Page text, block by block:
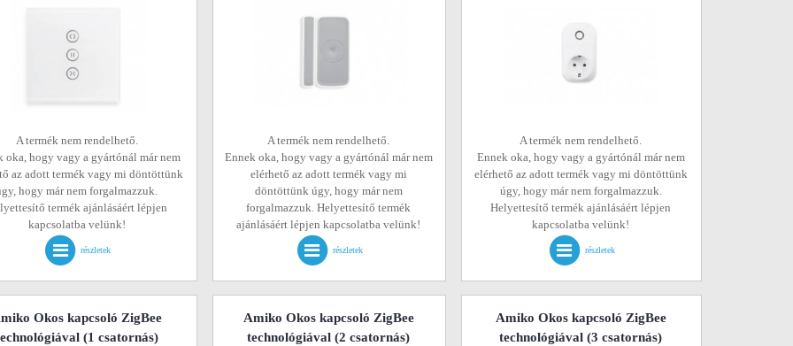
A termék nem rendelhető.
oka, hogy vagy a gyártónál már nem
az adott termék vagy mi döntöttünk
hogy már nem forgalmazzuk.
termék ajánlásáért lépjen
kapcsolatba velünk!
részletek
A termék nem rendelhető.
Ennek oka, hogy vagy a gyártónál már nem
elérhető az adott termék vagy mi
döntöttünk úgy, hogy már nem
forgalmazzuk. Helyettesítő termék
ajánlásáért lépjen kapcsolatba velünk!
részletek
A termék nem rendelhető.
Ennek oka, hogy vagy a gyártónál már nem
elérhető az adott termék vagy mi döntöttünk
úgy, hogy már nem forgalmazzuk.
Helyettesítő termék ajánlásáért lépjen
kapcsolatba velünk!
részletek
Okos kapcsoló ZigBee
(1 csatornás)
Amiko Okos kapcsoló ZigBee
technológiával (2 csatornás)
Amiko Okos kapcsoló ZigBee
technológiával (3 csatornás)